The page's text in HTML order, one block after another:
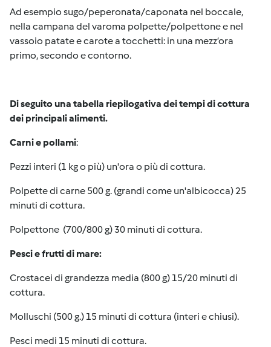
Ad esempio sugo/peperonata/caponata nel boccale,
nella campana del varoma polpette/polpettone e nel
vassoio patate e carote a tocchetti: in una mezz’ora
primo, secondo e contorno.
Di seguito una tabella riepilogativa dei tempi di cottura
dei principali alimenti.
Carni e pollami:
Pezzi interi (1 kg o più) un'ora o più di cottura.
Polpette di carne 500 g. (grandi come un'albicocca) 25
minuti di cottura.
Polpettone (700/800 g) 30 minuti di cottura.
Pesci e frutti di mare:
Crostacei di grandezza media (800 g) 15/20 minuti di
cottura.
Molluschi (500 g.) 15 minuti di cottura (interi e chiusi).
Pesci medi 15 minuti di cottura.